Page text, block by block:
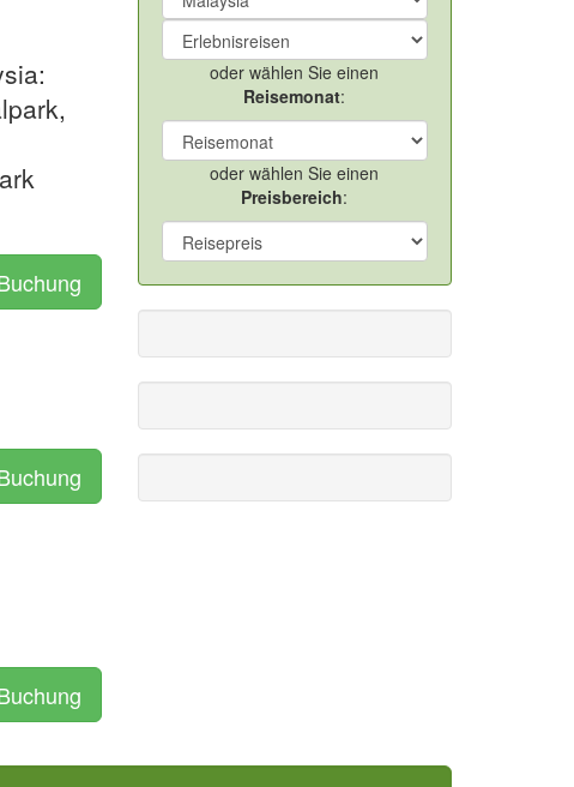
oder wählen Sie einen
Reisemonat:
oder wählen Sie einen
Preisbereich: